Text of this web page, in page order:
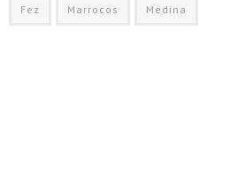
Fez Marrocos Medina